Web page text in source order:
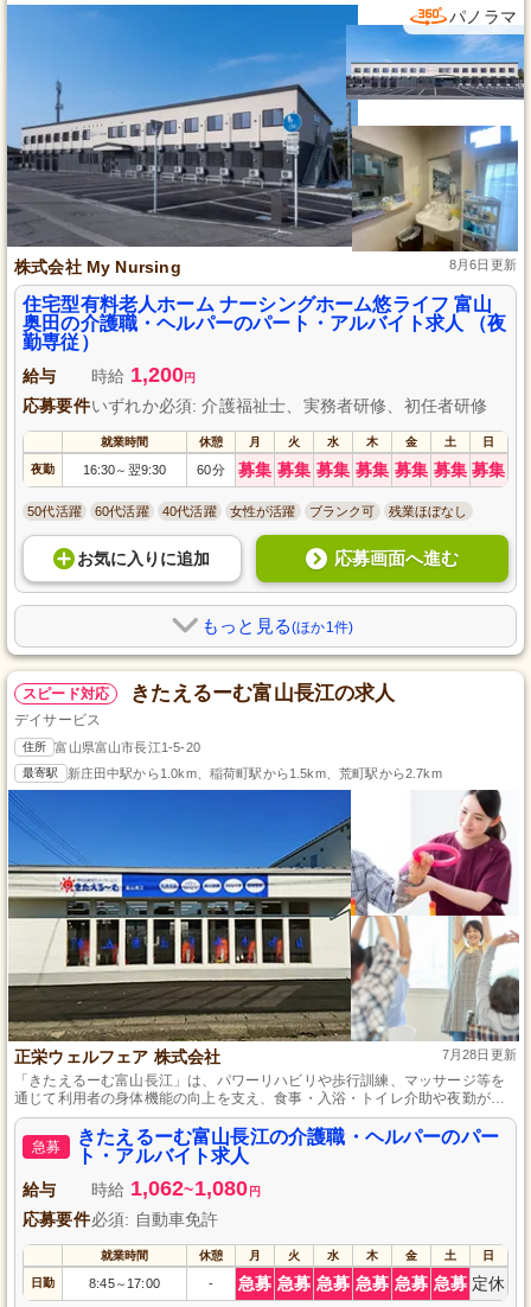
パノラマ
株式会社 My Nursing 8月6日更新
住宅型有料老人ホーム ナーシングホーム悠ライフ 富山
奥田の介護職・ヘルパーのパート・アルバイト求人 （夜
勤専従）
給与 時給 1,200円
応募要件いずれか必須: 介護福祉士、実務者研修、初任者研修
就業時間 休憩 月 火 水 木 金 土 日
夜勤 16:30～ 翌9:30 60分 募集 募集 募集 募集 募集 募集 募集
50代活躍 60代活躍 40代活躍 女性が活躍 ブランク可 残業ほぼなし
お気に入り に追加 応募画面へ進む
もっと見る(ほか1件)
スピード対応 きたえるーむ富山長江の求人
デイサービス
住所 富山県富山市長江1-5-20
最寄駅 新庄田中駅から1.0km、稲荷町駅から1.5km、荒町駅から2.7km
正栄ウェルフェア 株式会社 7月28日更新
「きたえるーむ富山長江」は、パワーリハビリや歩行訓練、マッサージ等を
通じて利用者の身体機能の向上を支え、食事・入浴・トイレ介助や夜勤がな
い豊かな介護環境を提供しています。
急募
きたえるーむ富山長江の介護職・ヘルパーのパー
ト・アルバイト求人
給与 時給 1,062~1,080 円
応募要件必須: 自動車免許
就業時間 休憩 月 火 水 木 金 土 日
日勤 8:45～ 17:00 - 急募 急募 急募 急募 急募 急募 定休